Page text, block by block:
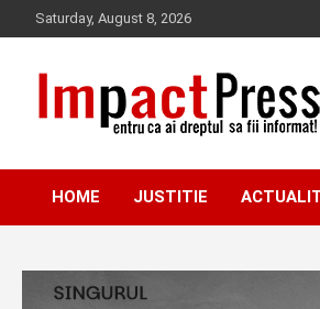
to
Saturday, August 8, 2026
HOME JUSTITIE